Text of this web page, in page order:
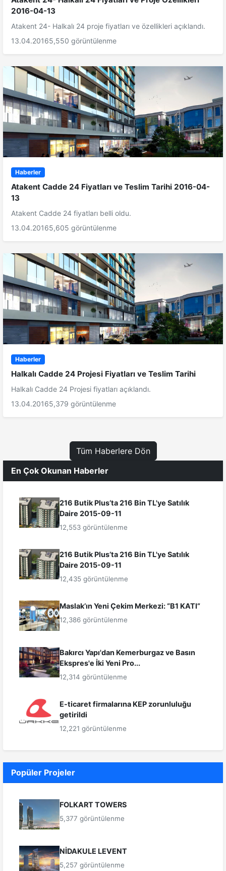
2016-04-13
Atakent 24- Halkalı 24 proje fiyatları ve özellikleri açıklandı.
13.04.20165,550 görüntülenme
Haberler
Atakent Cadde 24 Fiyatları ve Teslim Tarihi 2016-04-
13
Atakent Cadde 24 fiyatları belli oldu.
13.04.20165,605 görüntülenme
Haberler
Halkalı Cadde 24 Projesi Fiyatları ve Teslim Tarihi
Halkalı Cadde 24 Projesi fiyatları açıklandı.
13.04.20165,379 görüntülenme
Tüm Haberlere Dön
En Çok Okunan Haberler
216 Butik Plus’ta 216 Bin TL'ye Satılık
Daire 2015-09-11
12,553 görüntülenme
216 Butik Plus’ta 216 Bin TL'ye Satılık
Daire 2015-09-11
12,435 görüntülenme
Maslak’ın Yeni Çekim Merkezi: “B1 KATI”
12,386 görüntülenme
Bakırcı Yapı'dan Kemerburgaz ve Basın
Ekspres'e İki Yeni Pro...
12,314 görüntülenme
E-ticaret firmalarına KEP zorunluluğu
getirildi
12,221 görüntülenme
Popüler Projeler
FOLKART TOWERS
5,377 görüntülenme
NİDAKULE LEVENT
5,257 görüntülenme